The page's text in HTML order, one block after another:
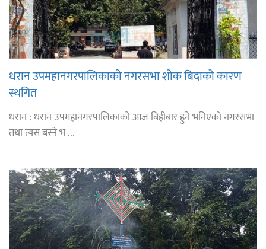
धरान उपमहानगरपालिकाको नगरसभा शोक बिदाको कारण
स्थगित
धरान : धरान उपमहानगरपालिकाको आज बिहीबार हुने भनिएको नगरसभा
तथा त्यस बस्ने भ ...